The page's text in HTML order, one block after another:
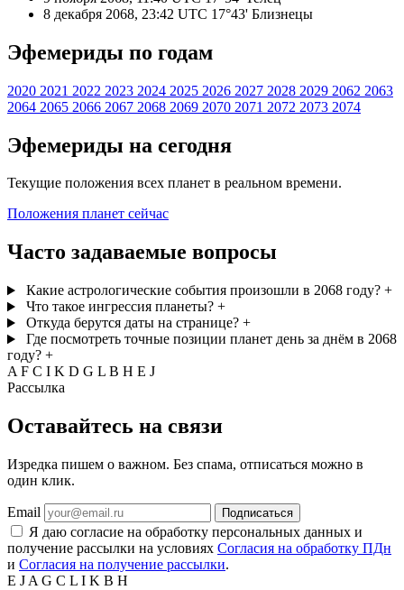
8 декабря 2068, 23:42 UTC 17°43' Близнецы
Эфемериды по годам
2020 2021 2022 2023 2024 2025 2026 2027 2028 2029 2062 2063
2064 2065 2066 2067 2068 2069 2070 2071 2072 2073 2074
Эфемериды на сегодня
Текущие положения всех планет в реальном времени.
Положения планет сейчас
Часто задаваемые вопросы
Какие астрологические события произошли в 2068 году? +
Что такое ингрессия планеты? +
Откуда берутся даты на странице? +
Где посмотреть точные позиции планет день за днём в 2068
году? +
A F C I K D G L B H E J
Рассылка
Оставайтесь на связи
Изредка пишем о важном. Без спама, отписаться можно в
один клик.
Email Подписаться
Я даю согласие на обработку персональных данных и
получение рассылки на условиях Согласия на обработку ПДн
и Согласия на получение рассылки.
E J A G C L I K B H